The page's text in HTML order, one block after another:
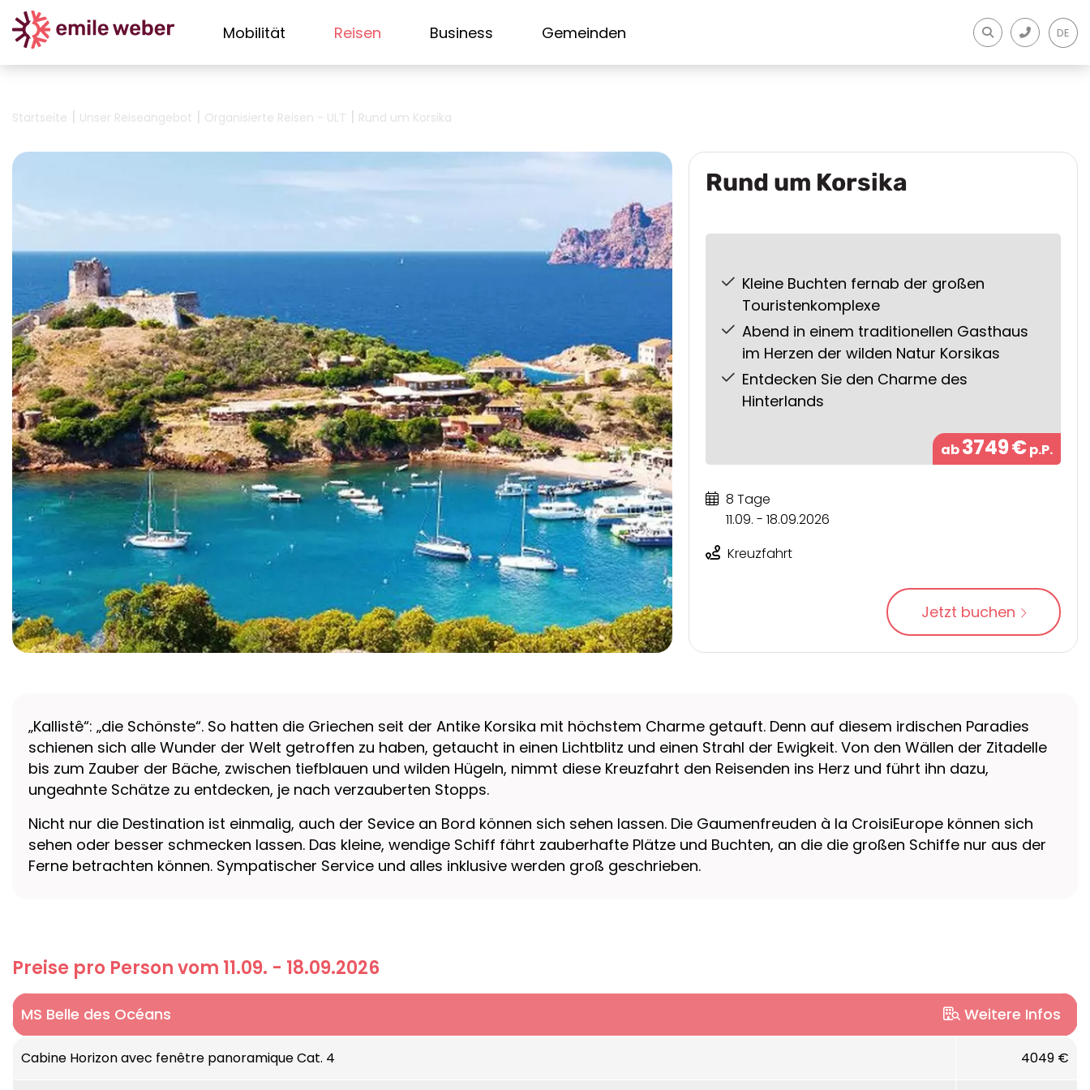
Mobilität Reisen Business Gemeinden DE
Startseite | Unser Reiseangebot | Organisierte Reisen - ULT | Rund um Korsika
Rund um Korsika
Kleine Buchten fernab der großen
Touristenkomplexe
Abend in einem traditionellen Gasthaus
im Herzen der wilden Natur Korsikas
Entdecken Sie den Charme des
Hinterlands
ab3749€p.P.
8 Tage
11.09. - 18.09.2026
Kreuzfahrt
Jetzt buchen
„Kallistê“: „die Schönste“. So hatten die Griechen seit der Antike Korsika mit höchstem Charme getauft. Denn auf diesem irdischen Paradies
schienen sich alle Wunder der Welt getroffen zu haben, getaucht in einen Lichtblitz und einen Strahl der Ewigkeit. Von den Wällen der Zitadelle
bis zum Zauber der Bäche, zwischen tiefblauen und wilden Hügeln, nimmt diese Kreuzfahrt den Reisenden ins Herz und führt ihn dazu,
ungeahnte Schätze zu entdecken, je nach verzauberten Stopps.
Nicht nur die Destination ist einmalig, auch der Sevice an Bord können sich sehen lassen. Die Gaumenfreuden à la CroisiEurope können sich
sehen oder besser schmecken lassen. Das kleine, wendige Schiff fährt zauberhafte Plätze und Buchten, an die die großen Schiffe nur aus der
Ferne betrachten können. Sympatischer Service und alles inklusive werden groß geschrieben.
Preise pro Person vom 11.09. - 18.09.2026
MS Belle des Océans Weitere Infos
Neues Hochseeschiff La Belle des Océans ist seit Oktober 2019 unterwegs auf den Meeren der Welt.
Cabine Horizon avec fenêtre panoramique Cat. 4 4049 €